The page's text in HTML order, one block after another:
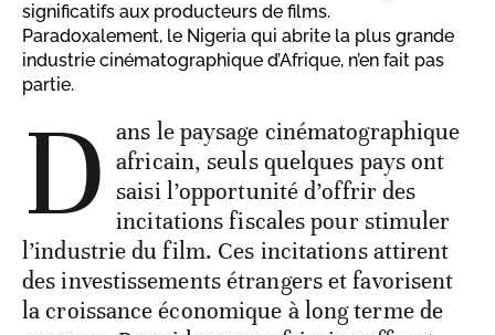
significatifs aux producteurs de films.
Paradoxalement, le Nigeria qui abrite la plus grande
industrie cinématographique d’Afrique, n’en fait pas
partie.
D ans le paysage cinématographique
africain, seuls quelques pays ont
saisi l’opportunité d’offrir des
incitations fiscales pour stimuler
l’industrie du film. Ces incitations attirent
des investissements étrangers et favorisent
la croissance économique à long terme de